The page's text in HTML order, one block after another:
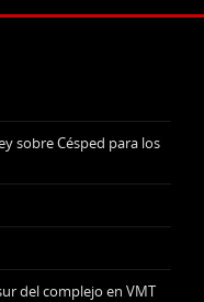
sobre Césped para los
del complejo en VMT